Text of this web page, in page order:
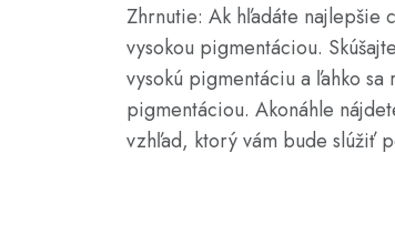
Zhrnutie: Ak hľadáte najlepšie
vysokou pigmentáciou.
vysokú pigmentáciu a ľahko
pigmentáciou. Akonáhle
vzhľad, ktorý vám bude slúžiť